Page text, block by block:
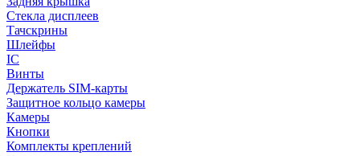
Стекла дисплеев
Тачскрины
Шлейфы
IC
Винты
Держатель SIM-карты
Защитное кольцо камеры
Камеры
Кнопки
Комплекты креплений